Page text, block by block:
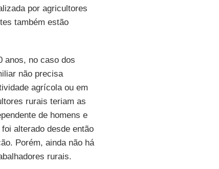
por agricultores
também estão
anos, no caso dos
não precisa
agrícola ou em
rurais teriam as
de homens e
alterado desde então
Porém, ainda não há
rurais.